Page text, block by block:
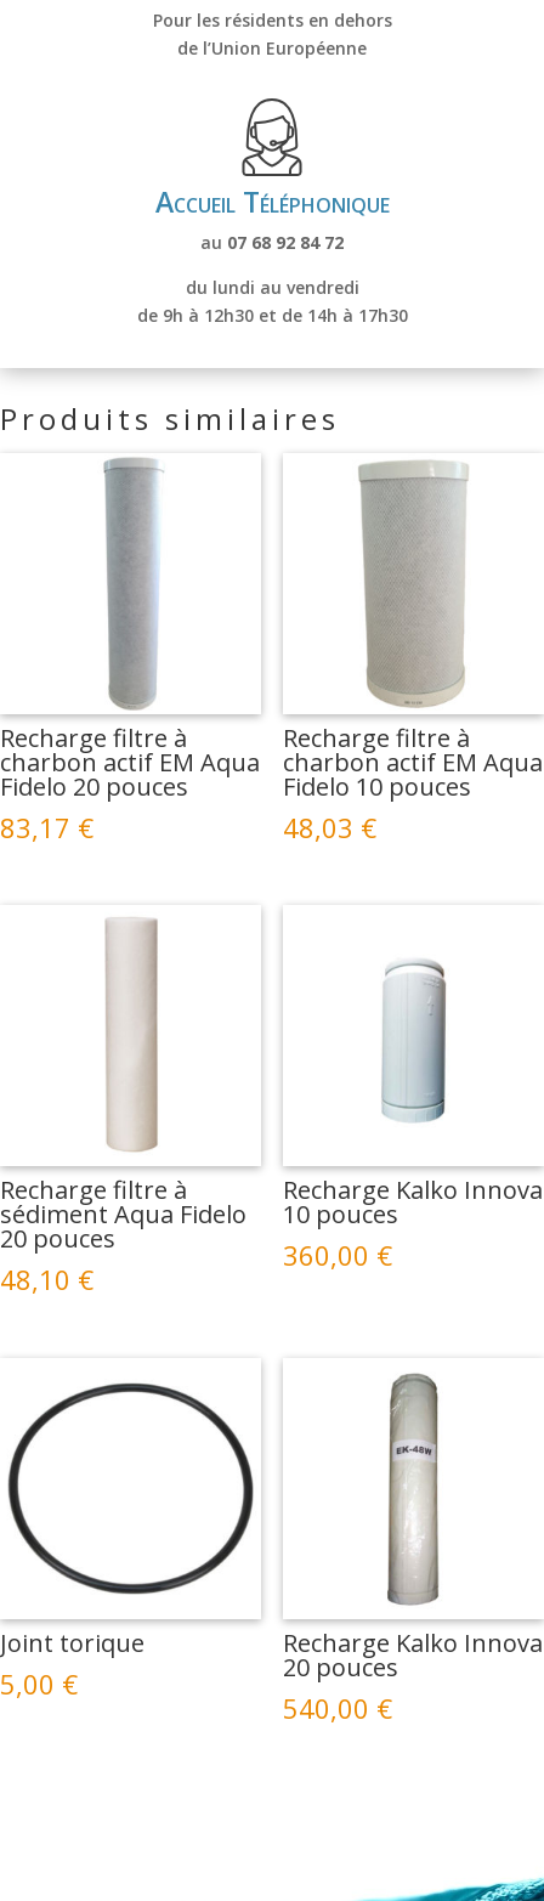
Pour les résidents en dehors
de l’Union Européenne
Accueil Téléphonique
au 07 68 92 84 72
du lundi au vendredi
de 9h à 12h30 et de 14h à 17h30
Produits similaires
Recharge filtre à
charbon actif EM Aqua
Fidelo 20 pouces
83,17 €
Recharge filtre à
charbon actif EM Aqua
Fidelo 10 pouces
48,03 €
Recharge filtre à
sédiment Aqua Fidelo
20 pouces
48,10 €
Recharge Kalko Innova
10 pouces
360,00 €
Joint torique
5,00 €
Recharge Kalko Innova
20 pouces
540,00 €